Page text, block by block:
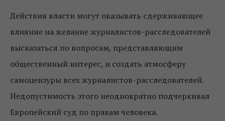
Действия власти могут оказывать сдерживающее
влияние на желание журналистов-расследователей
высказаться по вопросам, представляющим
общественный интерес, и создать атмосферу
самоцензуры всех журналистов-расследователей.
Недопустимость этого неоднократно подчеркивал
Европейский суд по правам человека.